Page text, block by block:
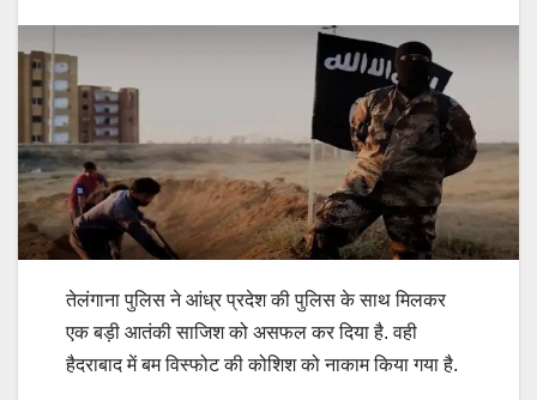
तेलंगाना पुलिस ने आंध्र प्रदेश की पुलिस के साथ मिलकर
एक बड़ी आतंकी साजिश को असफल कर दिया है. वही
हैदराबाद में बम विस्फोट की कोशिश को नाकाम किया गया है.